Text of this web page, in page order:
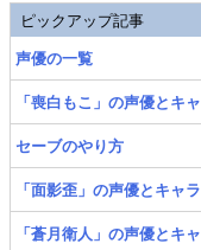
ピックアップ記事
声優の一覧
「喪白もこ」の声優とキ
セーブのやり方
「面影歪」の声優とキャ
「蒼月衛人」の声優とキ